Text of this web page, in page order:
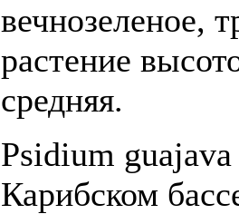
вечнозеленое,
растение
средняя.
Psidium guajava
Карибском